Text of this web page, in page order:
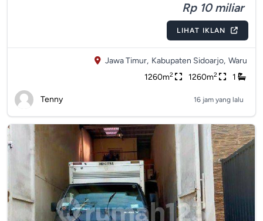
Rp 10 miliar
LIHAT IKLAN
Jawa Timur, Kabupaten Sidoarjo, Waru
1260m2 1260m2 1
Tenny 16 jam yang lalu